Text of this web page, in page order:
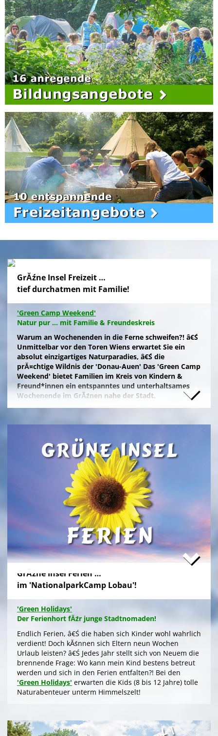
GrĂźne Insel Freizeit …
tief durchatmen mit Familie!
'Green Camp Weekend'
Natur pur ... mit Familie & Freundeskreis
Warum an Wochenenden in die Ferne schweifen?! â€Ś
Unmittelbar vor den Toren Wiens erwartet Sie ein
absolut einzigartiges Naturparadies, â€Ś die
prĂ¤chtige Wildnis der 'Donau-Auen' Das 'Green Camp
Weekend' bietet Familien im Kreis von Kindern &
Freund*innen ein entspanntes und unterhaltsames
Wochenende im GrĂźnen nahe der Stadt.
Naturfreunde, die lange Anfahrten meiden und zum
gepflegten Wiese im 'NationalparkCamp' mit
Selbstverpflegung, â€Ś inklusive KĂźhl- und Catering-
Support sowie abendlichem Brennholz fĂźr das
knisternde Lagerfeuer.
Zum stressfreien Kurzurlaub der Familie mit
Freundeskreis im idyllischen GrĂźn-Ambiente, mit
Naturabenteuern bei einer'Green Tour Lobau'
urigen 'Nationalpark Donau-Auen', mit romantischem
Sterngucken und Palavern am knisternden Lagerfeuer
â€Ś fehlt schlicht nur noch Ihre Buchung!
>
'Green Camp Weekend'
'Schlafnester CampLodges'
Exklusive NĂ¤chte â€Ś auf der 'Augenweide'
dem stressigen Alltag und ohne lange Anreise und
aufwendige Zeltausstattung exklusiv nĂ¤chtigen im
grĂźnen Ambiente auf der 'Augenweide', â€Ś in einer
kĂźnstlerisch gestalteten 'CampLodge' im kuscheligen
Schlafsack. Jedes der fĂźnf 'Schlafnester' beherbergt
bis zu fĂźnf Personen.
Gleichwohl ob Familie oder Freundeskreis, â€Ś Sie
logieren in einer schmucken Outdoor-Lounge! FĂźr
angenehmes Raumklima sorgen Fenster an den
aus der Kraft der Sonne Ăźber die Photovoltaik am Dach
speist.
GrĂźne Insel Ferien …
im 'NationalparkCamp Lobau'!
'Green Holidays'
Der Ferienhort fĂźr junge Stadtnomaden!
Endlich Ferien, â€Ś die haben sich Kinder wohl wahrlich
verdient! Doch kĂśnnen sich Eltern neun Wochen
Urlaub leisten? â€Ś Jedes Jahr stellt sich von Neuem die
brennende Frage: Wo kann mein Kind bestens betreut
werden und sich in den Ferien entfalten?! Bei den
'Green Holidays' erwarten die Kids (8 bis 12 Jahre) tolle
Naturabenteuer unterm Himmelszelt!